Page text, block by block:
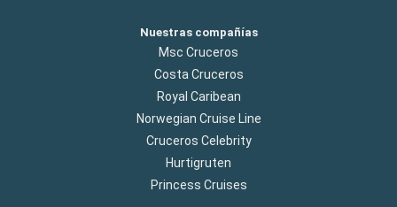
Nuestras compañías
Msc Cruceros
Costa Cruceros
Royal Caribean
Norwegian Cruise Line
Cruceros Celebrity
Hurtigruten
Princess Cruises